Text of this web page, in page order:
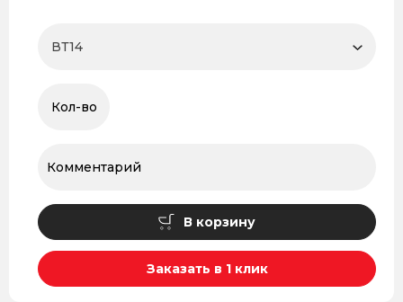
В корзину
Заказать в 1 клик